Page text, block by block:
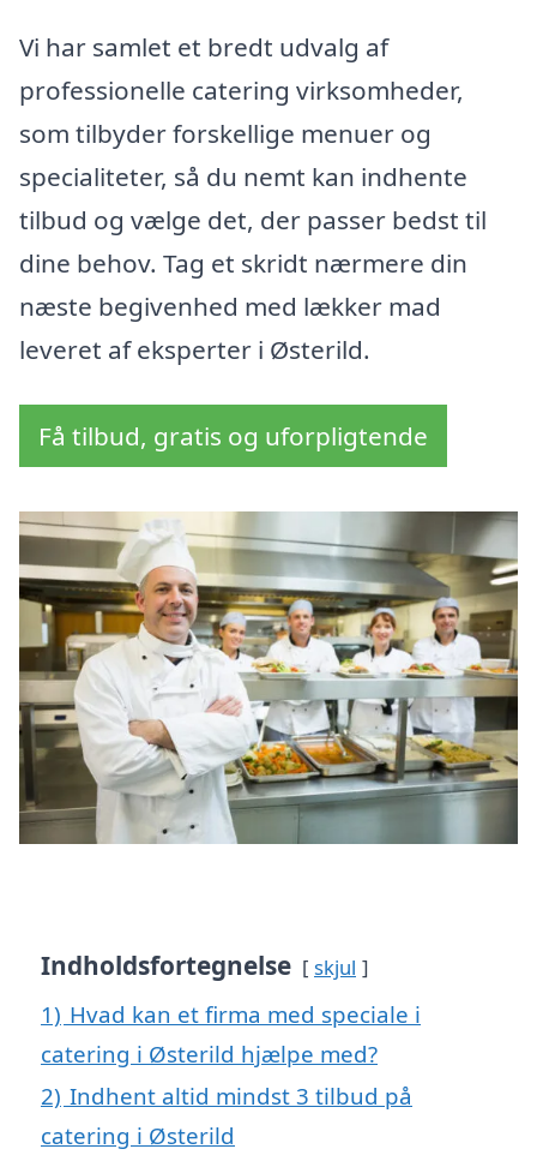
Vi har samlet et bredt udvalg af
professionelle catering virksomheder,
som tilbyder forskellige menuer og
specialiteter, så du nemt kan indhente
tilbud og vælge det, der passer bedst til
dine behov. Tag et skridt nærmere din
næste begivenhed med lækker mad
leveret af eksperter i Østerild.
Få tilbud, gratis og uforpligtende
Indholdsfortegnelse skjul
1) Hvad kan et firma med speciale i
catering i Østerild hjælpe med?
2) Indhent altid mindst 3 tilbud på
catering i Østerild